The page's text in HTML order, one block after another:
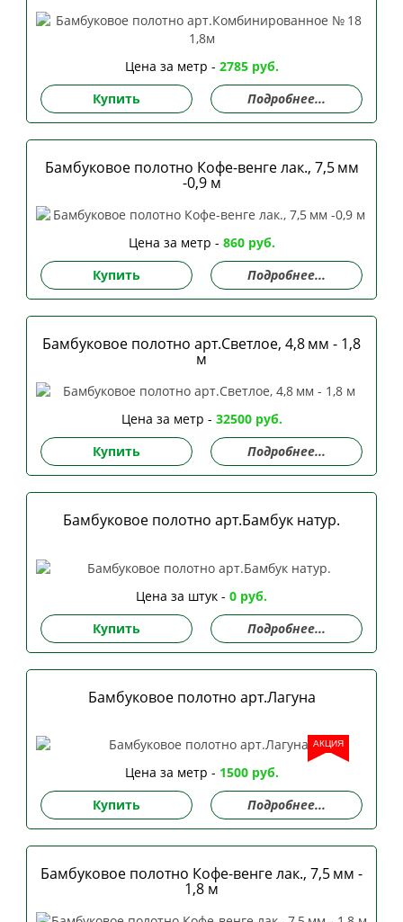
Цена за метр - 2785 руб.
Купить
Подробнее...
Бамбуковое полотно Кофе-венге лак., 7,5 мм
-0,9 м
Цена за метр - 860 руб.
Купить
Подробнее...
Бамбуковое полотно арт.Светлое, 4,8 мм - 1,8
м
Цена за метр - 32500 руб.
Купить
Подробнее...
Бамбуковое полотно арт.Бамбук натур.
Цена за штук - 0 руб.
Купить
Подробнее...
Бамбуковое полотно арт.Лагуна
АКЦИЯ
Цена за метр - 1500 руб.
Купить
Подробнее...
Бамбуковое полотно Кофе-венге лак., 7,5 мм -
1,8 м